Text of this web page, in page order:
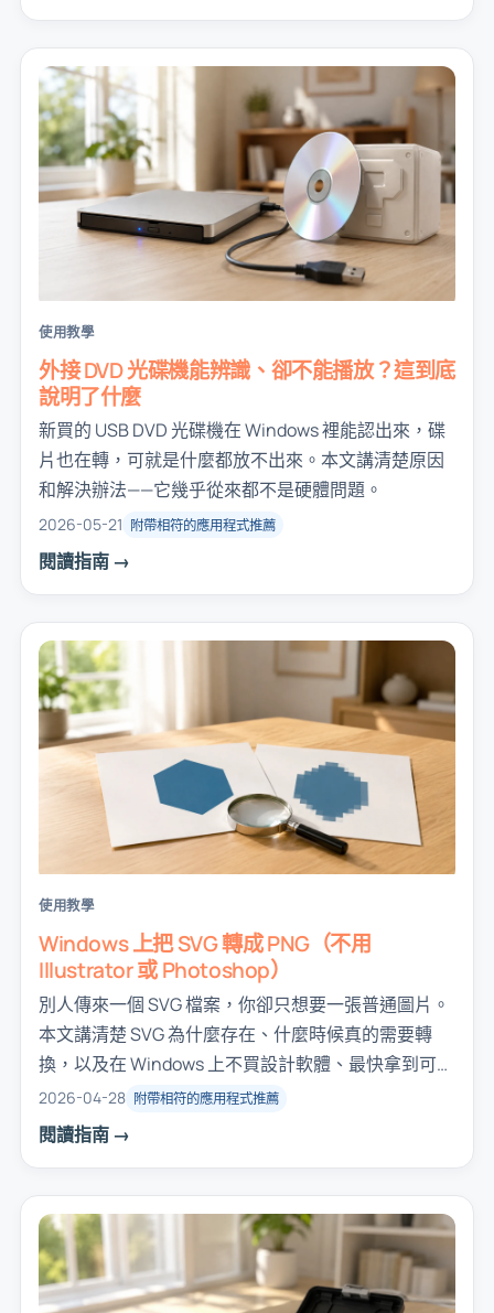
使用教學
外接 DVD 光碟機能辨識、卻不能播放？這到底
說明了什麼
新買的 USB DVD 光碟機在 Windows 裡能認出來，碟
片也在轉，可就是什麼都放不出來。本文講清楚原因
和解決辦法——它幾乎從來都不是硬體問題。
2026-05-21 附帶相符的應用程式推薦
閱讀指南 →
使用教學
Windows 上把 SVG 轉成 PNG（不用
Illustrator 或 Photoshop）
別人傳來一個 SVG 檔案，你卻只想要一張普通圖片。
本文講清楚 SVG 為什麼存在、什麼時候真的需要轉
換，以及在 Windows 上不買設計軟體、最快拿到可用
PNG 的幾種方法。
2026-04-28 附帶相符的應用程式推薦
閱讀指南 →